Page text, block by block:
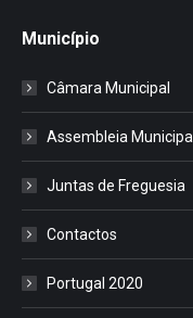
Município
Câmara Municipal
Assembleia Municipal
Juntas de Freguesia
Contactos
Portugal 2020